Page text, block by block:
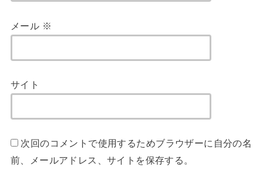
メール ※
サイト
次回のコメントで使用するためブラウザーに自分の名
前、メールアドレス、サイトを保存する。